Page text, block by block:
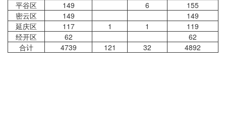
平谷区
149 6
155
密云区
149
149
延庆区
117 1 1
119
经开区
62
62
合计
4739 121 32 4892